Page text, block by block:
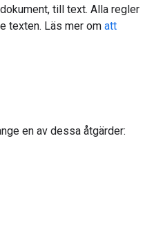
till text. Alla regler
texten. Läs mer om att
en av dessa åtgärder: